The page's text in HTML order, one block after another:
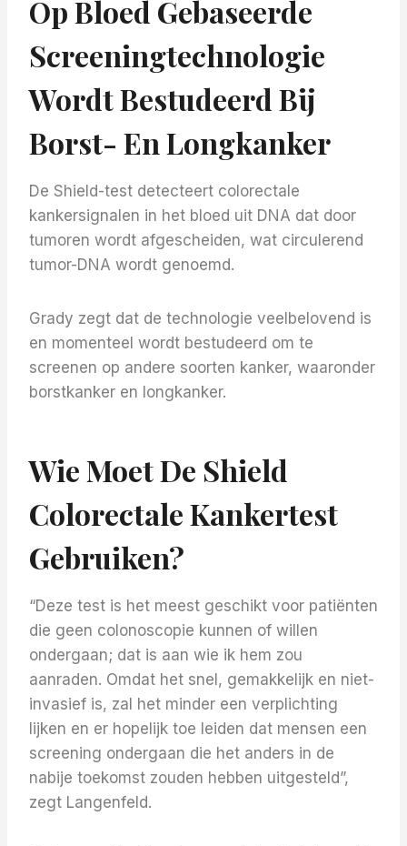
Op Bloed Gebaseerde
Screeningtechnologie
Wordt Bestudeerd Bij
Borst- En Longkanker
De Shield-test detecteert colorectale
kankersignalen in het bloed uit DNA dat door
tumoren wordt afgescheiden, wat circulerend
tumor-DNA wordt genoemd.
Grady zegt dat de technologie veelbelovend is
en momenteel wordt bestudeerd om te
screenen op andere soorten kanker, waaronder
borstkanker en longkanker.
Wie Moet De Shield
Colorectale Kankertest
Gebruiken?
“Deze test is het meest geschikt voor patiënten
die geen colonoscopie kunnen of willen
ondergaan; dat is aan wie ik hem zou
aanraden. Omdat het snel, gemakkelijk en niet-
invasief is, zal het minder een verplichting
lijken en er hopelijk toe leiden dat mensen een
screening ondergaan die het anders in de
nabije toekomst zouden hebben uitgesteld”,
zegt Langenfeld.